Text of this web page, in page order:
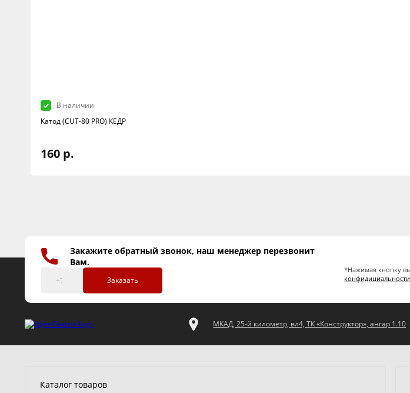
В наличии
Катод (CUT-80 PRO) КЕДР
160 р.
Закажите обратный звонок, наш менеджер перезвонит
Вам.
Заказать
*Нажимая кнопку вы
конфидициальности
МКАД, 25-й километр, вл4, ТК «Конструктор», ангар 1.10
Каталог товаров